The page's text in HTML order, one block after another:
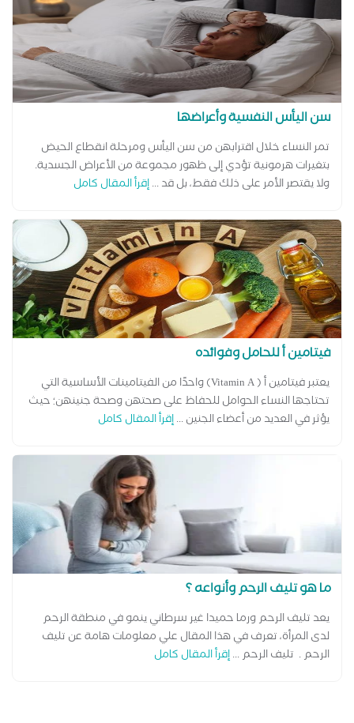
سن اليأس النفسية وأعراضها
تمر النساء خلال اقترابهن من سن اليأس ومرحلة انقطاع الحيض
بتغيرات هرمونية تؤدي إلى ظهور مجموعة من الأعراض الجسدية.
ولا يقتصر الأمر على ذلك فقط، بل قد ...إقرأ المقال كامل
فيتامين أ للحامل وفوائده
يعتبر فيتامين أ ( Vitamin A) واحدًا من الفيتامينات الأساسية التي
تحتاجها النساء الحوامل للحفاظ على صحتهن وصحة جنينهن؛ حيث
يؤثر في العديد من أعضاء الجنين ...إقرأ المقال كامل
ما هو تليف الرحم وأنواعه ؟
يعد تليف الرحم ورما حميدا غير سرطاني ينمو في منطقة الرحم
لدى المرأة، تعرف في هذا المقال علي معلومات هامة عن تليف
الرحم . تليف الرحم ...إقرأ المقال كامل